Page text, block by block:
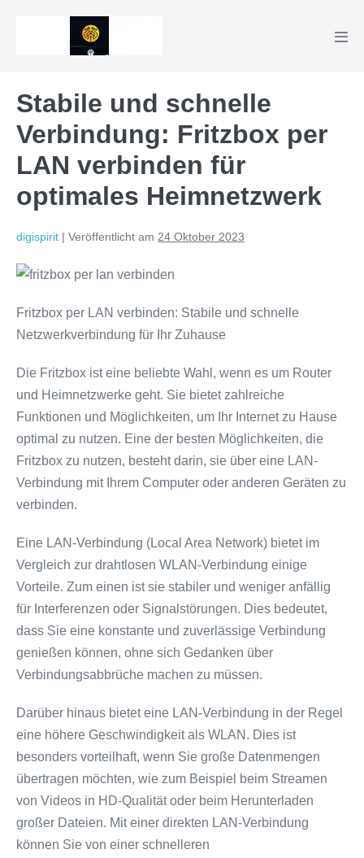
Stabile und schnelle
Verbindung: Fritzbox per
LAN verbinden für
optimales Heimnetzwerk
digispirit | Veröffentlicht am 24 Oktober 2023
Fritzbox per LAN verbinden: Stabile und schnelle
Netzwerkverbindung für Ihr Zuhause
Die Fritzbox ist eine beliebte Wahl, wenn es um Router
und Heimnetzwerke geht. Sie bietet zahlreiche
Funktionen und Möglichkeiten, um Ihr Internet zu Hause
optimal zu nutzen. Eine der besten Möglichkeiten, die
Fritzbox zu nutzen, besteht darin, sie über eine LAN-
Verbindung mit Ihrem Computer oder anderen Geräten zu
verbinden.
Eine LAN-Verbindung (Local Area Network) bietet im
Vergleich zur drahtlosen WLAN-Verbindung einige
Vorteile. Zum einen ist sie stabiler und weniger anfällig
für Interferenzen oder Signalstörungen. Dies bedeutet,
dass Sie eine konstante und zuverlässige Verbindung
genießen können, ohne sich Gedanken über
Verbindungsabbrüche machen zu müssen.
Darüber hinaus bietet eine LAN-Verbindung in der Regel
eine höhere Geschwindigkeit als WLAN. Dies ist
besonders vorteilhaft, wenn Sie große Datenmengen
übertragen möchten, wie zum Beispiel beim Streamen
von Videos in HD-Qualität oder beim Herunterladen
großer Dateien. Mit einer direkten LAN-Verbindung
können Sie von einer schnelleren